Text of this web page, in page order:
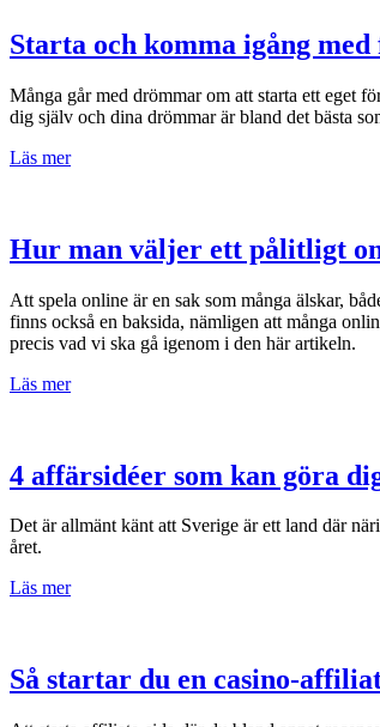
Starta och komma igång
Många går med drömmar om att starta ett eget
dig själv och dina drömmar är bland det bästa
Läs mer
Hur man väljer ett pålitligt
Att spela online är en sak som många älskar,
finns också en baksida, nämligen att många
precis vad vi ska gå igenom i den här artikeln.
Läs mer
4 affärsidéer som kan göra
Det är allmänt känt att Sverige är ett land där
året.
Läs mer
Så startar du en casino-